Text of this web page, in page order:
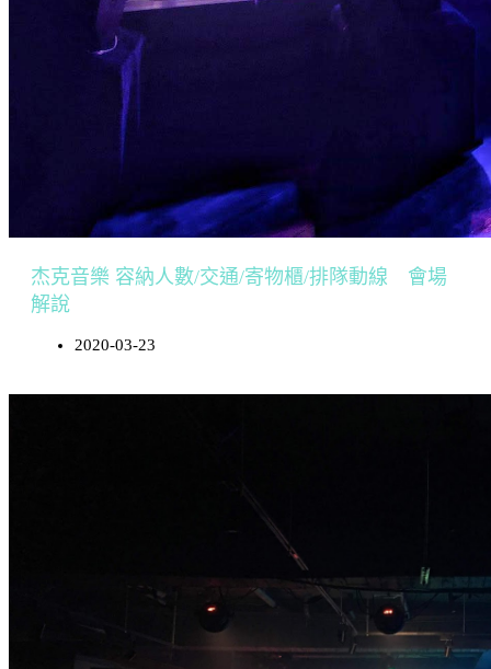
杰克音樂 容納人數/交通/寄物櫃/排隊動線 會場
解說
2020-03-23